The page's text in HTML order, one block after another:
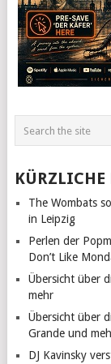
KÜRZLICHE
The Wombats
in Leipzig
Perlen der
Don’t Like
Übersicht über
mehr
Übersicht über
Grande und
DJ Kavinsky